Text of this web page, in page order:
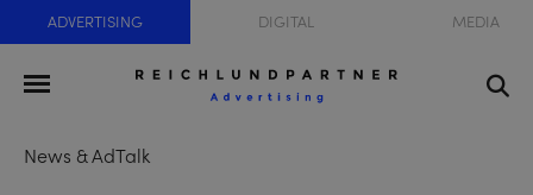
ADVERTISING DIGITAL MEDIA
News & AdTalk